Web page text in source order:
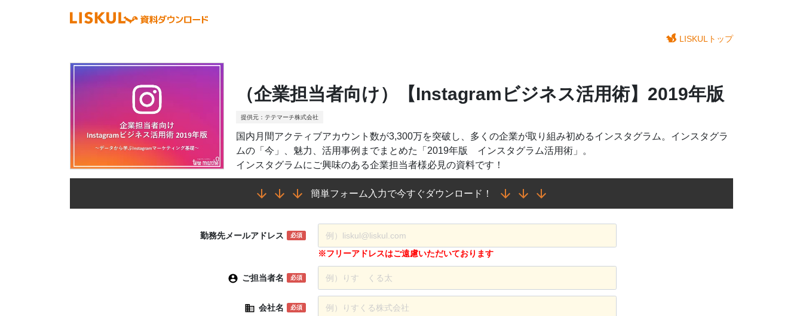
LISKULトップ
（企業担当者向け）【Instagramビジネス活用術】2019年版
提供元：テテマーチ株式会社
国内月間アクティブアカウント数が3,300万を突破し、多くの企業が取り組み初めるインスタグラム。インスタグラ
ムの「今」、魅力、活用事例までまとめた「2019年版 インスタグラム活用術」。
インスタグラムにご興味のある企業担当者様必見の資料です！
簡単フォーム入力で今すぐダウンロード！
勤務先メールアドレス 必須
※フリーアドレスはご遠慮いただいております
ご担当者名 必須
会社名 必須